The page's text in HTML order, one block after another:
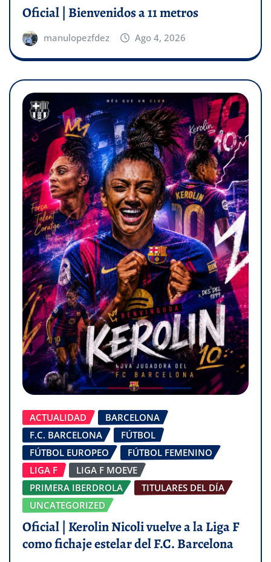
Oficial | Bienvenidos a 11 metros
manulopezfdez Ago 4, 2026
ACTUALIDAD
BARCELONA
F.C. BARCELONA
FÚTBOL
FÚTBOL EUROPEO
FÚTBOL FEMENINO
LIGA F
LIGA F MOEVE
PRIMERA IBERDROLA
TITULARES DEL DÍA
UNCATEGORIZED
Oficial | Kerolin Nicoli vuelve a la Liga F
como fichaje estelar del F.C. Barcelona